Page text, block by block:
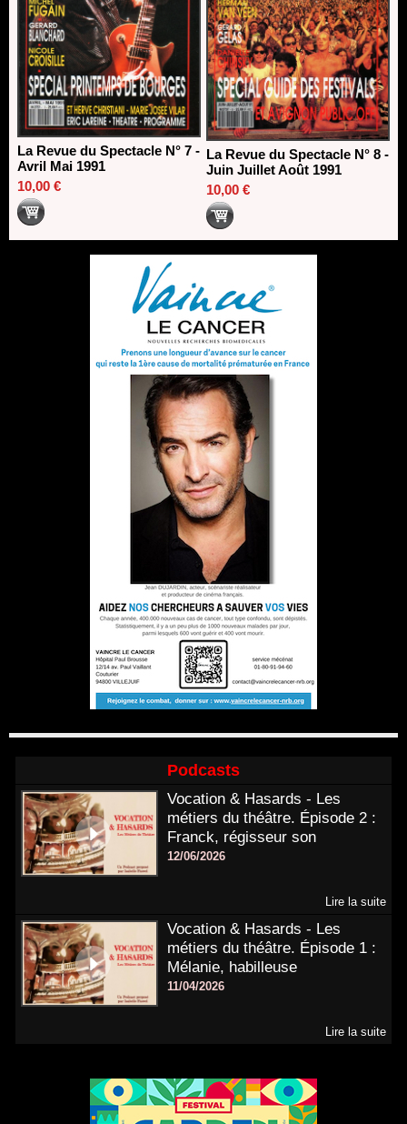
La Revue du Spectacle N° 7 -
Avril Mai 1991
10,00 €
La Revue du Spectacle N° 8 -
Juin Juillet Août 1991
10,00 €
Podcasts
Vocation & Hasards - Les
métiers du théâtre. Épisode 2 :
Franck, régisseur son
12/06/2026
Lire la suite
Vocation & Hasards - Les
métiers du théâtre. Épisode 1 :
Mélanie, habilleuse
11/04/2026
Lire la suite